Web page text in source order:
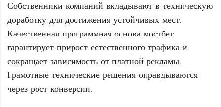
Собственники компаний вкладывают в техническую
доработку для достижения устойчивых мест.
Качественная программная основа мостбет
гарантирует прирост естественного трафика и
сокращает зависимость от платной рекламы.
Грамотные технические решения оправдываются
через рост конверсии.